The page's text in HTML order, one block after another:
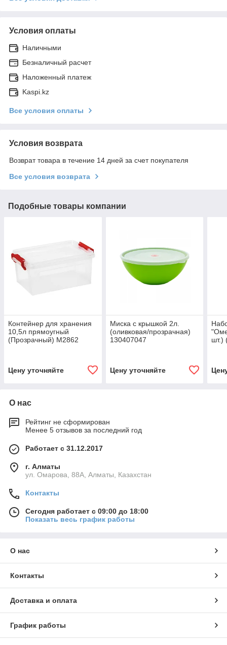
Условия оплаты
Наличными
Безналичный расчет
Наложенный платеж
Kaspi.kz
Все условия оплаты
Условия возврата
Возврат товара в течение 14 дней за счет покупателя
Все условия возврата
Подобные товары компании
Контейнер для хранения
10,5л прямоугный
(Прозрачный) М2862
Цену уточняйте
Миска с крышкой 2л.
(оливковая/прозрачная)
130407047
Цену уточняйте
шт.)
О нас
Рейтинг не сформирован
Менее 5 отзывов за последний год
Работает с 31.12.2017
г. Алматы
ул. Омарова, 88А, Алматы, Казахстан
Контакты
Сегодня работает с 09:00 до 18:00
Показать весь график работы
О нас
Контакты
Доставка и оплата
График работы